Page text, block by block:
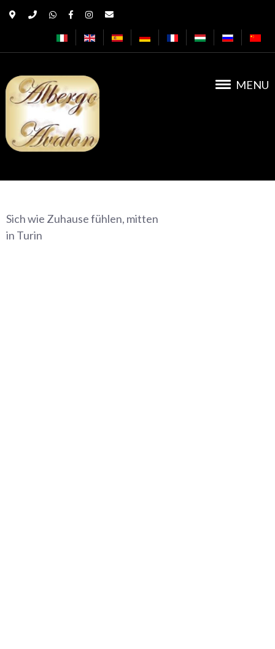
MENU
Sich wie Zuhause fühlen, mitten
in Turin